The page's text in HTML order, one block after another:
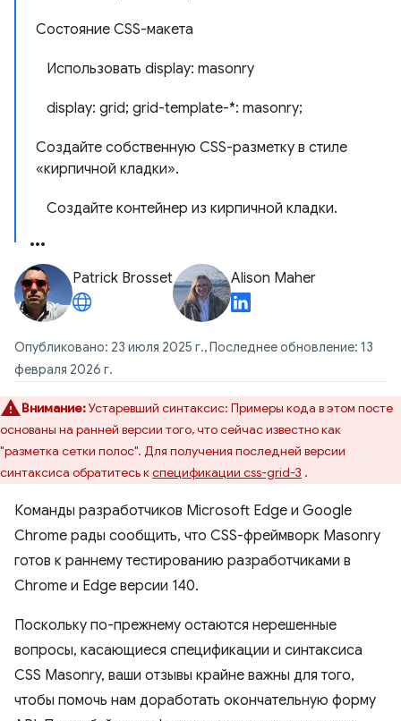
Состояние CSS-макета
Использовать display: masonry
display: grid; grid-template-*: masonry;
Создайте собственную CSS-разметку в стиле
«кирпичной кладки».
Создайте контейнер из кирпичной кладки.
Patrick Brosset Alison Maher
Опубликовано: 23 июля 2025 г., Последнее обновление: 13
февраля 2026 г.
Внимание:Устаревший синтаксис: Примеры кода в этом посте
основаны на ранней версии того, что сейчас известно как
"разметка сетки полос". Для получения последней версии
синтаксиса обратитесь кспецификации css-grid-3 .
Команды разработчиков Microsoft Edge и Google
Chrome рады сообщить, что CSS-фреймворк Masonry
готов к раннему тестированию разработчиками в
Chrome и Edge версии 140.
Поскольку по-прежнему остаются нерешенные
вопросы, касающиеся спецификации и синтаксиса
CSS Masonry, ваши отзывы крайне важны для того,
чтобы помочь нам доработать окончательную форму